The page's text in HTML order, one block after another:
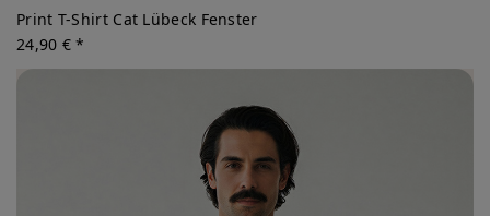
Print T-Shirt Cat Lübeck Fenster
24,90 € *